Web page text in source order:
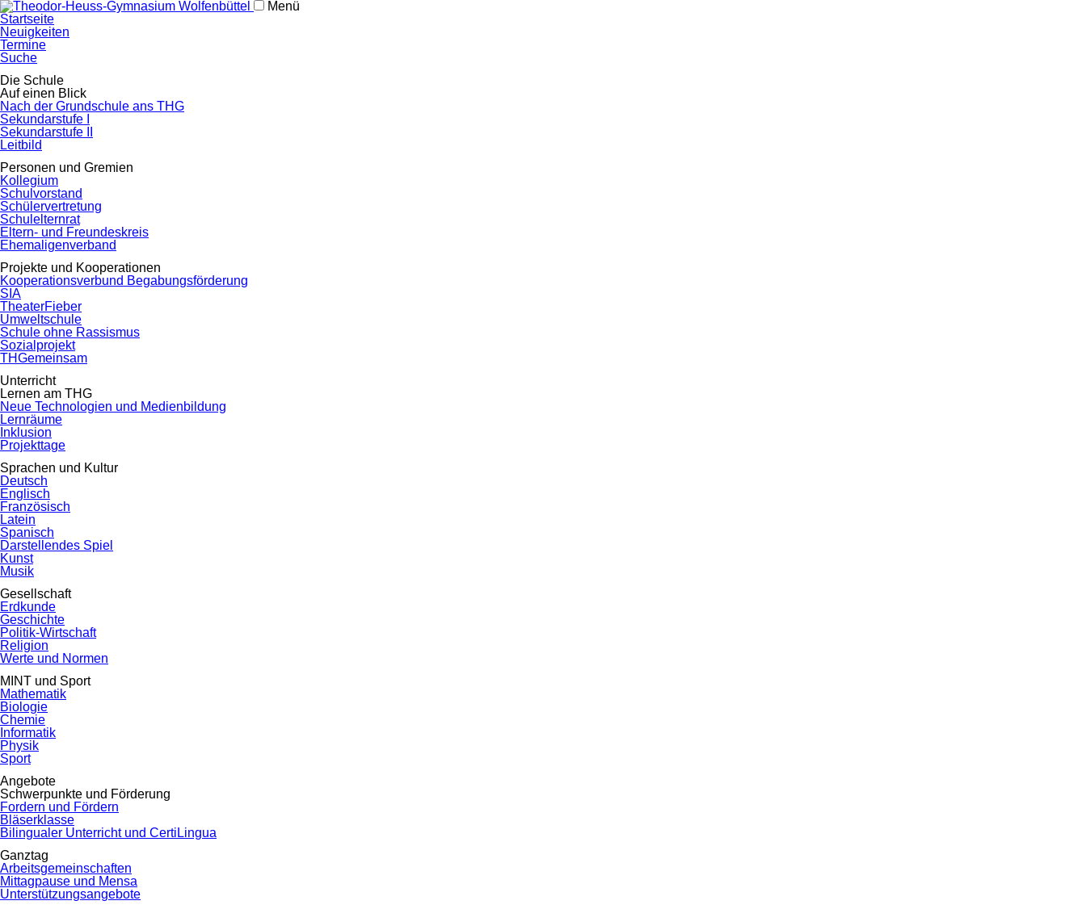
Menü
Navigation
überspringen
Startseite
Neuigkeiten
Termine
Suche
Navigation
überspringen
Die Schule
Auf einen Blick
Nach der Grundschule ans THG
Sekundarstufe I
Sekundarstufe II
Leitbild
Personen und Gremien
Kollegium
Schulvorstand
Schülervertretung
Schulelternrat
Eltern- und Freundeskreis
Ehemaligenverband
Projekte und Kooperationen
Kooperationsverbund Begabungsförderung
SIA
TheaterFieber
Umweltschule
Schule ohne Rassismus
Sozialprojekt
THGemeinsam
Unterricht
Lernen am THG
Neue Technologien und Medienbildung
Lernräume
Inklusion
Projekttage
Sprachen und Kultur
Deutsch
Englisch
Französisch
Latein
Spanisch
Darstellendes Spiel
Kunst
Musik
Gesellschaft
Erdkunde
Geschichte
Politik-Wirtschaft
Religion
Werte und Normen
MINT und Sport
Mathematik
Biologie
Chemie
Informatik
Physik
Sport
Angebote
Schwerpunkte und Förderung
Fordern und Fördern
Bläserklasse
Bilingualer Unterricht und CertiLingua
Ganztag
Arbeitsgemeinschaften
Mittagpause und Mensa
Unterstützungsangebote